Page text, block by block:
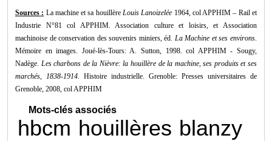
Sources : La machine et sa houillère Louis Lanoizelée 1964, col APPHIM – Rail et
Industrie N°81 col APPHIM. Association culture et loisirs, et Association
machinoise de conservation des souvenirs miniers, éd. La Machine et ses environs.
Mémoire en images. Joué-lès-Tours: A. Sutton, 1998. col APPHIM - Sougy,
Nadège. Les charbons de la Nièvre: la houillère de la machine, ses produits et ses
marchés, 1838-1914 . Histoire industrielle. Grenoble: Presses universitaires de
Grenoble, 2008, col APPHIM
Mots-clés associés
hbcm houillères blanzy